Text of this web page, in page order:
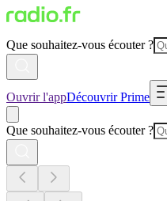
Que souhaitez-vous écouter ?
Ouvrir l'appDécouvrir Prime
Que souhaitez-vous écouter ?